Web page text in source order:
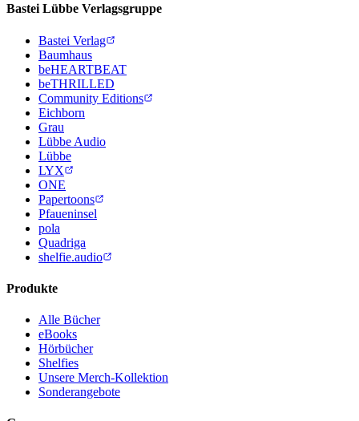
Bastei Lübbe Verlagsgruppe
Bastei Verlag
Baumhaus
beHEARTBEAT
beTHRILLED
Community Editions
Eichborn
Grau
Lübbe Audio
Lübbe
LYX
ONE
Papertoons
Pfaueninsel
pola
Quadriga
shelfie.audio
Produkte
Alle Bücher
eBooks
Hörbücher
Shelfies
Unsere Merch-Kollektion
Sonderangebote